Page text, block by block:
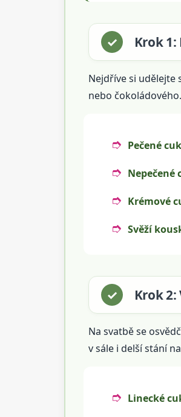
Krok
Nejdříve si udělejte
nebo čokoládového.
Pečené
Nepečené
Krémové
Svěží
Krok
Na svatbě se
v sále i delší stání
Linecké